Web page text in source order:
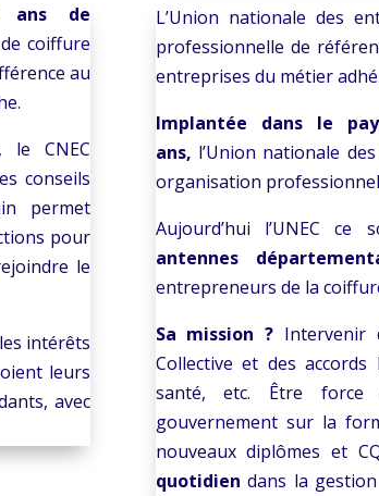
ans de
coiffure
au
CNEC
conseils
permet
pour
le
intérêts
leurs
avec
L’Union nationale des
professionnelle de
entreprises du métier
Implantée dans le
ans, l’Union nationale
organisation
Aujourd’hui l’UNEC ce
antennes
entrepreneurs de la
Sa mission ? Intervenir
Collective et des
santé, etc. Être
gouvernement sur la
nouveaux diplômes et
quotidien dans la